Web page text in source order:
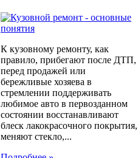
К кузовному ремонту, как
правило, прибегают после ДТП,
перед продажей или
бережливые хозяева в
стремлении поддерживать
любимое авто в первозданном
состоянии восстанавливают
блеск лакокрасочного покрытия,
меняют стекло,...